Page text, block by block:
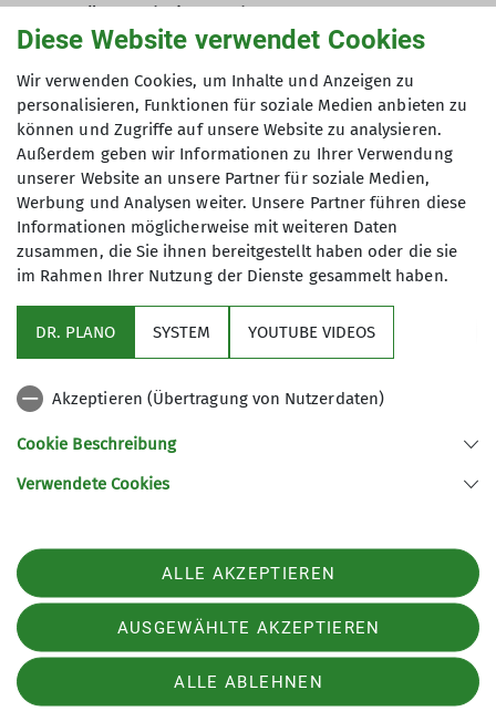
Unterstützung bei EDV-Themen
Wenn Du Dich für einen oder sogar mehrere
dieser Punkte interessierst und Dir vorstellen
kannst, Dich ehrenamtlich einzubringen, sende
uns gerne Deine Kontaktdaten mit dem Betreff
"Ehrenamt" aninfo@dav-wetzlar.de- vergiss
nicht, Deinen bevorzugten Einsatzbereich
anzugeben (Mehrfachnennungen sind natürlich
möglich).
Bei Bedarf melden wir uns dann mit einer Anfrage
bei Dir!
Sektion Wetzlar des Deutschen Alpenvereins e.V.
Sportparkstraße 3a
35578 Wetzlar
Telefon +4964412000811
Datenschutz-Einstellungen
Datenschutz
Diese Website verwendet Cookies
Wir verwenden Cookies, um Inhalte und Anzeigen zu
personalisieren, Funktionen für soziale Medien anbieten zu
können und Zugriffe auf unsere Website zu analysieren.
Außerdem geben wir Informationen zu Ihrer Verwendung
unserer Website an unsere Partner für soziale Medien,
Werbung und Analysen weiter. Unsere Partner führen diese
Informationen möglicherweise mit weiteren Daten
zusammen, die Sie ihnen bereitgestellt haben oder die sie
im Rahmen Ihrer Nutzung der Dienste gesammelt haben.
DR. PLANO SYSTEM YOUTUBE VIDEOS
Akzeptieren (Übertragung von Nutzerdaten)
Cookie Beschreibung
Verwendete Cookies
ALLE AKZEPTIEREN
AUSGEWÄHLTE AKZEPTIEREN
ALLE ABLEHNEN